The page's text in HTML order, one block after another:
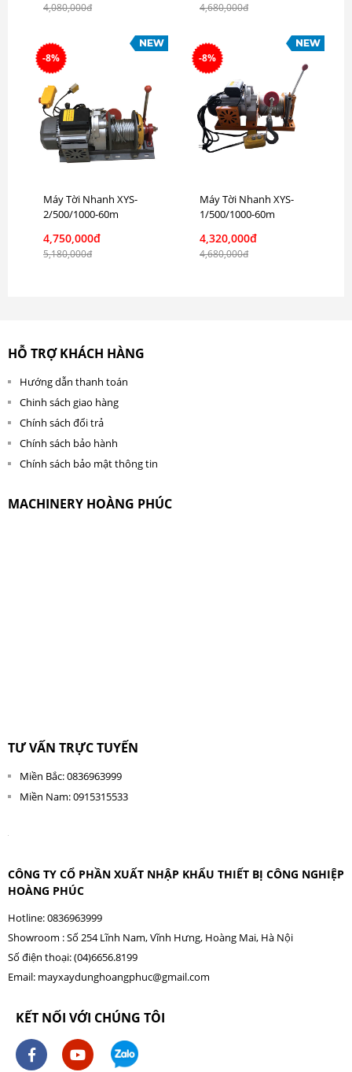
4,080,000đ 4,680,000đ
-8%
Máy Tời Nhanh XYS-
2/500/1000-60m
4,750,000đ
5,180,000đ
-8%
Máy Tời Nhanh XYS-
1/500/1000-60m
4,320,000đ
4,680,000đ
HỖ TRỢ KHÁCH HÀNG
Hướng dẫn thanh toán
Chinh sách giao hàng
Chính sách đổi trả
Chính sách bảo hành
Chính sách bảo mật thông tin
MACHINERY HOÀNG PHÚC
TƯ VẤN TRỰC TUYẾN
Miền Bắc: 0836963999
Miền Nam: 0915315533
CÔNG TY CỔ PHẦN XUẤT NHẬP KHẨU THIẾT BỊ CÔNG NGHIỆP
HOÀNG PHÚC
Hotline: 0836963999
Showroom : Số 254 Lĩnh Nam, Vĩnh Hưng, Hoàng Mai, Hà Nội
Số điện thoại: (04)6656.8199
Email: mayxaydunghoangphuc@gmail.com
KẾT NỐI VỚI CHÚNG TÔI